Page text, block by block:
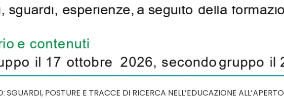
SGUARDI, POSTURE E TRACCE DI RICERCA NELL’EDUCAZIONE ALL’APERTO